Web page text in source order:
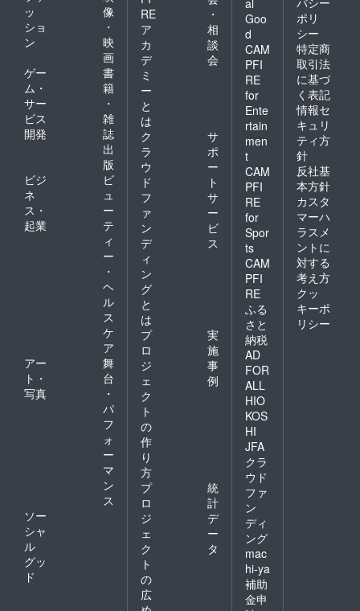
ッ
ショ
ン
像
・
映
画
ゲー
ム・
サー
ビス
開発
書
籍
・
雑
誌
出
版
ビジ
ネ
ス・
起業
ビ
ュ
ー
テ
ィ
ー
・
ヘ
ル
ス
ケ
ア
アー
ト・
写真
舞
台
・
パ
フ
ォ
ー
マ
ン
ス
ソー
シャ
ル
グッ
ド
RE
ア
カ
デ
ミ
ー
と
は
・
相
談
会
ク
ラ
ウ
ド
フ
ァ
ン
デ
ィ
ン
グ
と
は
サ
ポ
ー
ト
サ
ー
ビ
ス
プ
ロ
ジ
ェ
ク
ト
の
作
り
方
実
施
事
例
プ
ロ
ジ
ェ
ク
ト
の
広
統
計
デ
ー
タ
al
Goo
d
CAM
PFI
RE
for
Ente
rtain
men
t
CAM
PFI
RE
for
Spor
ts
CAM
PFI
RE
ふる
さと
納税
AD
FOR
ALL
HIO
KOS
HI
JFA
クラ
ウド
ファ
ン
ディ
ング
mac
hi-ya
補助
金申
ポリ
シー
特定商
取引法
に基づ
く表記
情報セ
キュリ
ティ方
針
反社基
本方針
カスタ
マーハ
ラスメ
ントに
対する
考え方
クッ
キーポ
リシー